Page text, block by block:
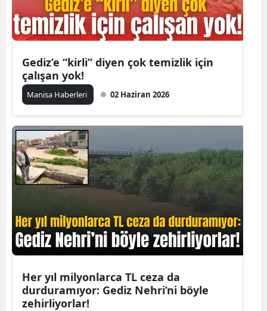
Gediz’e “kirli” diyen çok temizlik için
çalışan yok!
Manisa Haberleri 02 Haziran 2026
Her yıl milyonlarca TL ceza da
durduramıyor: Gediz Nehri’ni böyle
zehirliyorlar!